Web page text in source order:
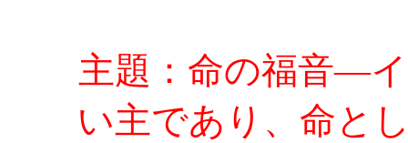
主題：命の福音―
い主であり、命と